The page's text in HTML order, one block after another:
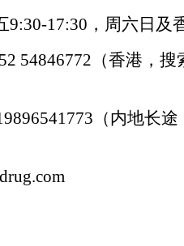
9:30-17:30，周六日及
54846772（香港，搜
（内地长途